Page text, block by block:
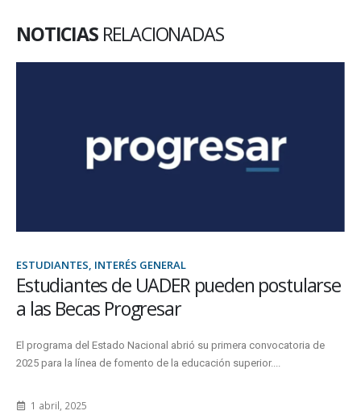
NOTICIAS RELACIONADAS
ESTUDIANTES, INTERÉS GENERAL
Estudiantes de UADER pueden postularse
a las Becas Progresar
El programa del Estado Nacional abrió su primera convocatoria de
2025 para la línea de fomento de la educación superior....
1 abril, 2025